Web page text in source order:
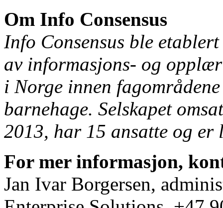
Om Info Consensus
Info Consensus ble
av informasjons- og
i Norge innen
barnehage. Selskapet
2013, har 15 ansatte og
For mer informasjon,
Jan Ivar Borgersen,